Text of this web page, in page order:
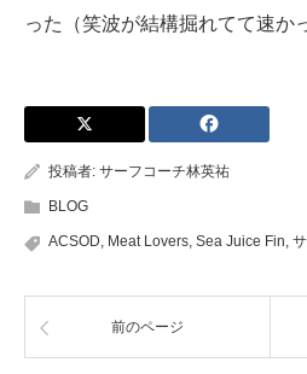
った（笑波が結構掘れてて速か
投稿者: サーフコーチ林英祐
BLOG
ACSOD, Meat Lovers, Sea Juice Fin,
前のページ